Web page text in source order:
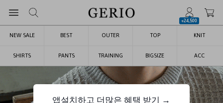
+24,500
NEW SALE BEST OUTER TOP KNIT
SHIRTS PANTS TRAINING BIGSIZE ACC
앱설치하고 더많은 혜택 받기 →